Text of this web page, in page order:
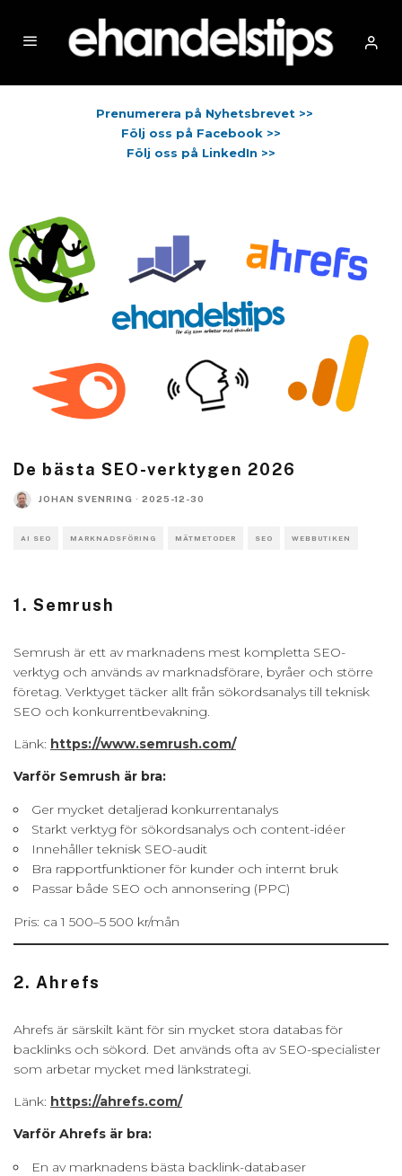
Prenumerera på Nyhetsbrevet >>
Följ oss på Facebook >>
Följ oss på LinkedIn >>
De bästa SEO-verktygen 2026
JOHAN SVENRING · 2025-12-30
AI SEO MARKNADSFÖRING MÄTMETODER SEO WEBBUTIKEN
1. Semrush
Semrush är ett av marknadens mest kompletta SEO-
verktyg och används av marknadsförare, byråer och större
företag. Verktyget täcker allt från sökordsanalys till teknisk
SEO och konkurrentbevakning.
Länk: https://www.semrush.com/
Varför Semrush är bra:
Ger mycket detaljerad konkurrentanalys
Starkt verktyg för sökordsanalys och content-idéer
Innehåller teknisk SEO-audit
Bra rapportfunktioner för kunder och internt bruk
Passar både SEO och annonsering (PPC)
Pris: ca 1 500–5 500 kr/mån
2. Ahrefs
Ahrefs är särskilt känt för sin mycket stora databas för
backlinks och sökord. Det används ofta av SEO-specialister
som arbetar mycket med länkstrategi.
Länk: https://ahrefs.com/
Varför Ahrefs är bra:
En av marknadens bästa backlink-databaser